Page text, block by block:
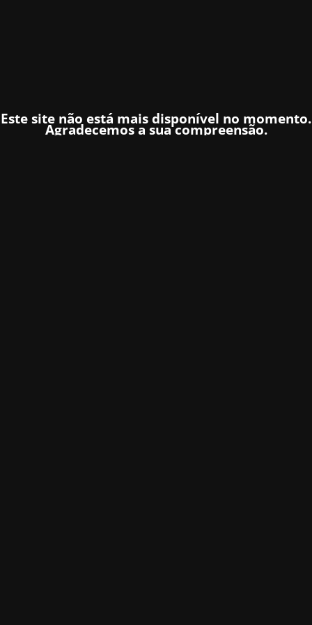
Este site não está mais disponível no momento.
Agradecemos a sua compreensão.